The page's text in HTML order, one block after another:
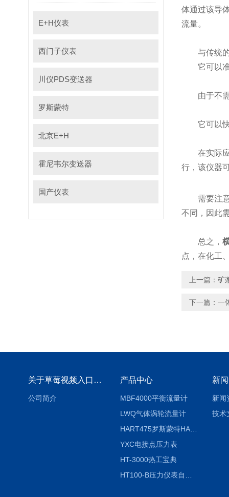
E+H仪表
西门子仪表
川仪PDS变送器
罗斯蒙特
北京E+H
霍尼韦尔变送器
国产仪表
体通过该导体
流量。
与传统的
它可以准确
由于不需要
它可以快速
在实际应用
行，该
需要注意的
不同，因
总之，
点，在化工
上一篇： 矿
下一篇： 一
关于草莓视频入口免费下载
公司简介
产品中心
MBF4000平衡流量计
LWQ气体涡轮流量计
HART475罗斯蒙特HART475手操器
YXC电接点压力表
HT-3000热工宝典
新
新闻
技术